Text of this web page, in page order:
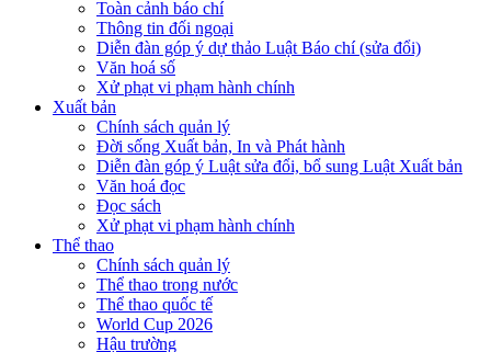
Toàn cảnh báo chí
Thông tin đối ngoại
Diễn đàn góp ý dự thảo Luật Báo chí (sửa đổi)
Văn hoá số
Xử phạt vi phạm hành chính
Xuất bản
Chính sách quản lý
Đời sống Xuất bản, In và Phát hành
Diễn đàn góp ý Luật sửa đổi, bổ sung Luật Xuất bản
Văn hoá đọc
Đọc sách
Xử phạt vi phạm hành chính
Thể thao
Chính sách quản lý
Thể thao trong nước
Thể thao quốc tế
World Cup 2026
Hậu trường